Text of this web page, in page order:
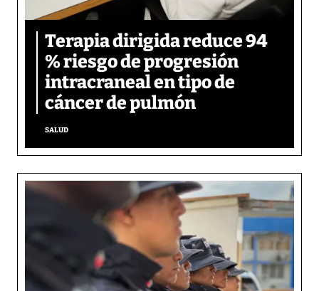
Terapia dirigida reduce 94
% riesgo de progresión
intracraneal en tipo de
cáncer de pulmón
SALUD